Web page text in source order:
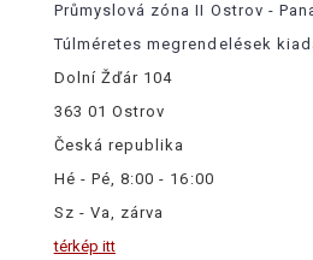
Průmyslová zóna II Ostrov -
Túlméretes megrendelések
Dolní Žďár 104
363 01 Ostrov
Česká republika
Hé - Pé, 8:00 - 16:00
Sz - Va, zárva
térkép itt